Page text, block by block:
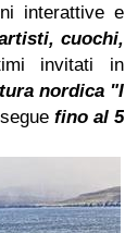
interattive e
cuochi,
invitati in
nordica "I
fino al 5